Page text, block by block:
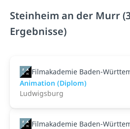
Steinheim an der Murr
Ergebnisse)
Filmakademie Baden-
Animation (Diplom)
Ludwigsburg
Filmakademie Baden-